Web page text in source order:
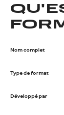
Nom complet
Type de format
Développé par